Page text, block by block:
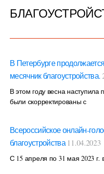
В Петербурге
месячник благоустройства.
В этом году весна наступила
были скорректированы с
Всероссийское онлайн-
благоустройства 11.04.2023
С 15 апреля по 31 мая 2023